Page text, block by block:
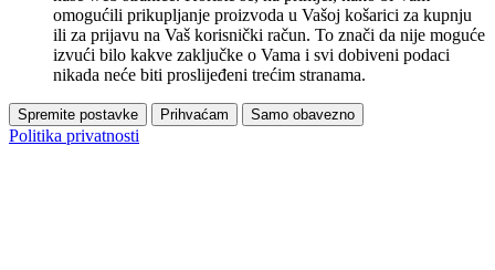
omogućili prikupljanje proizvoda u Vašoj košarici za kupnju
ili za prijavu na Vaš korisnički račun. To znači da nije moguće
izvući bilo kakve zaključke o Vama i svi dobiveni podaci
nikada neće biti proslijeđeni trećim stranama.
Spremite postavke Prihvaćam Samo obavezno
Politika privatnosti